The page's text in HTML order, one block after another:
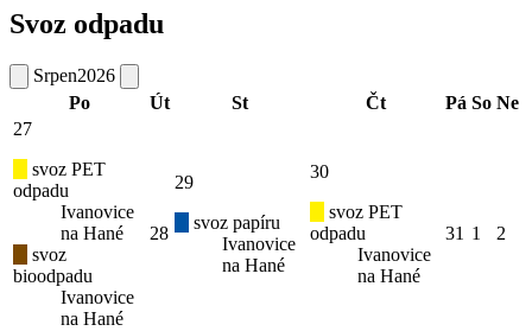
Svoz odpadu
Srpen2026
Po
Út St Čt Pá So Ne
27
svoz PET
odpadu
Ivanovice
na Hané
svoz
bioodpadu
Ivanovice
na Hané
28
29
svoz papíru
Ivanovice
na Hané
30
svoz PET
odpadu
Ivanovice
na Hané
31 1 2